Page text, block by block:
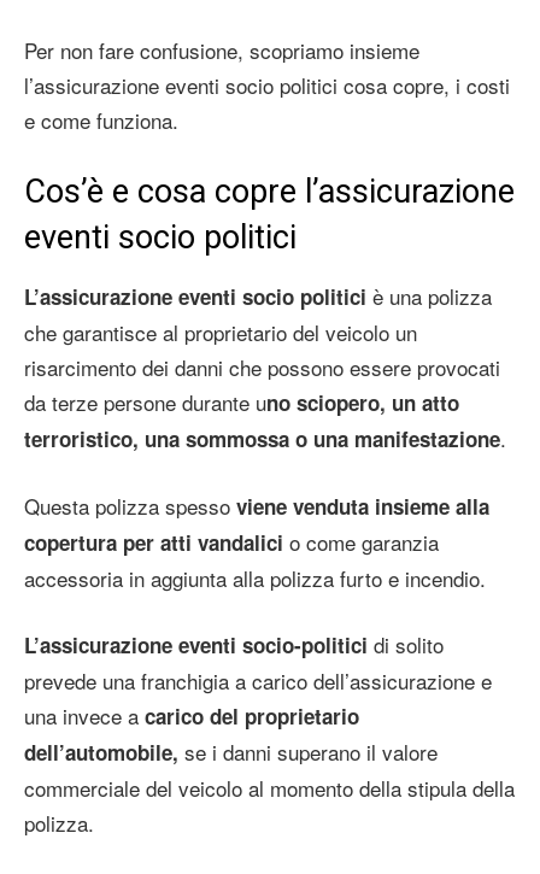
Per non fare confusione, scopriamo insieme
l’assicurazione eventi socio politici cosa copre, i costi
e come funziona.
Cos’è e cosa copre l’assicurazione
eventi socio politici
L’assicurazione eventi socio politici è una polizza
che garantisce al proprietario del veicolo un
risarcimento dei danni che possono essere provocati
da terze persone durante uno sciopero, un atto
terroristico, una sommossa o una manifestazione.
Questa polizza spesso viene venduta insieme alla
copertura per atti vandalici o come garanzia
accessoria in aggiunta alla polizza furto e incendio.
L’assicurazione eventi socio-politici di solito
prevede una franchigia a carico dell’assicurazione e
una invece a carico del proprietario
dell’automobile, se i danni superano il valore
commerciale del veicolo al momento della stipula della
polizza.